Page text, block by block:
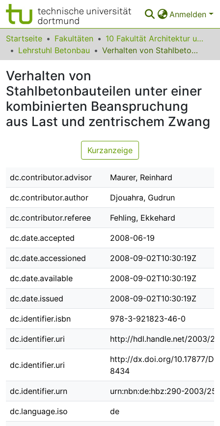
Anmelden
Bereiche & Sammlungen
Das gesamte Repositorium
Statistiken
FAQ
Leitlinien
Startseite Fakultäten
10 Fakultät Architektur und Bauingenieurwesen
Lehrstuhl Betonbau
Verhalten von Stahlbetonbauteilen unter einer kombinierten Beanspruchung aus Last und zentrischem Zwang
Verhalten von
Stahlbetonbauteilen unter einer
kombinierten Beanspruchung
aus Last und zentrischem Zwang
Kurzanzeige
dc.contributor.advisor Maurer, Reinhard
dc.contributor.author Djouahra, Gudrun
dc.contributor.referee Fehling, Ekkehard
dc.date.accepted 2008-06-19
dc.date.accessioned 2008-09-02T10:30:19Z
dc.date.available 2008-09-02T10:30:19Z
dc.date.issued 2008-09-02T10:30:19Z
dc.identifier.isbn 978-3-921823-46-0
dc.identifier.uri http://hdl.handle.net/2003/
dc.identifier.uri
http://dx.doi.org/10.17877/
8434
dc.identifier.urn urn:nbn:de:hbz:290-2003/
dc.language.iso de